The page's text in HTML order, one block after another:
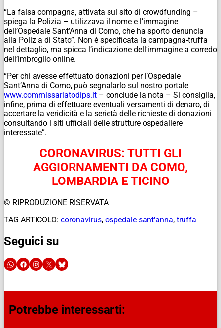
“La falsa compagna, attivata sul sito di crowdfunding –
spiega la Polizia – utilizzava il nome e l’immagine
dell’Ospedale Sant’Anna di Como, che ha sporto denuncia
alla Polizia di Stato”. Non è specificata la campagna-truffa
nel dettaglio, ma spicca l’indicazione dell’immagine a corredo
dell’imbroglio online.
“Per chi avesse effettuato donazioni per l’Ospedale
Sant’Anna di Como, può segnalarlo sul nostro portale
www.commissariatodips.it – conclude la nota – Si consiglia,
infine, prima di effettuare eventuali versamenti di denaro, di
accertare la veridicità e la serietà delle richieste di donazioni
consultando i siti ufficiali delle strutture ospedaliere
interessate”.
CORONAVIRUS: TUTTI GLI
AGGIORNAMENTI DA COMO,
LOMBARDIA E TICINO
© RIPRODUZIONE RISERVATA
TAG ARTICOLO: coronavirus, ospedale sant'anna, truffa
Seguici su
Potrebbe interessarti: